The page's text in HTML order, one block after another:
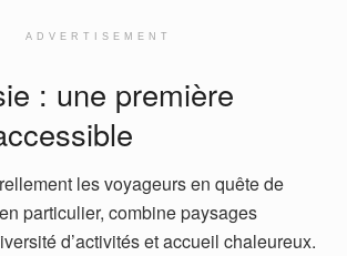
ADVERTISEMENT
: une première
les voyageurs en quête de
particulier, combine paysages
d’activités et accueil chaleureux.